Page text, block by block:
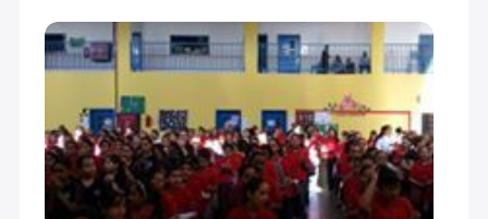
ثاني متوسط (Grade 8) 23,500
23,500
ثالث متوسط (Grade 9) 26,500
أول ثانوي (Grade 10) 26,500
26,500